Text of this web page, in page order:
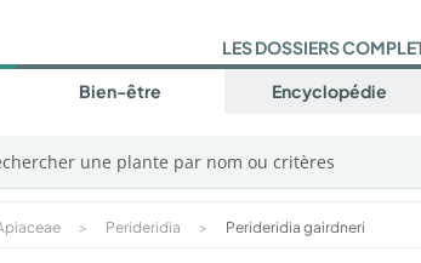
LES DOSSIERS
Bien-être Encyclopédie
une plante par nom ou critères
> Perideridia > Perideridia gairdneri